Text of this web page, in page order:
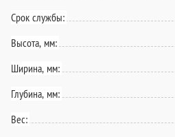
Срок службы:
Высота, мм:
Ширина, мм:
Глубина, мм:
Вес: